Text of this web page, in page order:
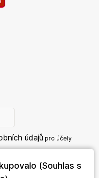
údajů pro účely
(Souhlas s